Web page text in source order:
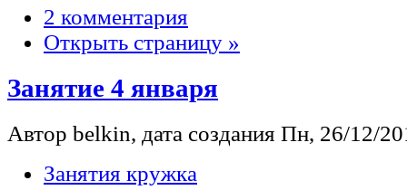
2 комментария
Открыть страницу »
Занятие 4 января
Автор belkin, дата создания Пн, 26/12/
Занятия кружка